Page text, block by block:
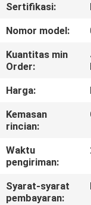
TENTANG
KITA
WISATA
PABRIK
KONTROL
KUALITAS
HUBUNGI
Sertifikasi:
Nomor model:
Kuantitas min
Order:
Harga:
Kemasan
rincian:
Waktu
pengiriman:
Syarat-syarat
pembayaran: